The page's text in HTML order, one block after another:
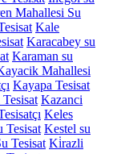
Mahallesi Su
Kale
Karacabey su
Karaman su
Mahallesi
Kayapa Tesisat
Kazanci
Keles
Tesisat Kestel su
Tesisat Ki̇razli